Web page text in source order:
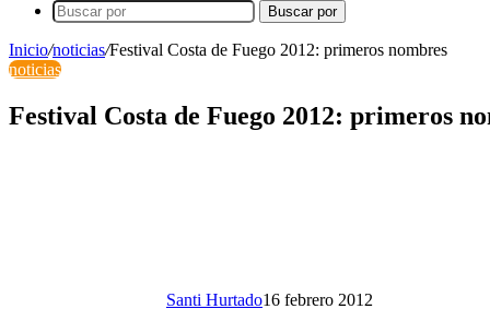
Buscar por
Inicio/noticias/Festival Costa de Fuego 2012: primeros nombres
noticias
Festival Costa de Fuego 2012: primeros
Santi Hurtado16 febrero 2012